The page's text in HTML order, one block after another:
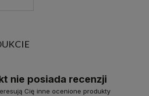
nie posiada recenzji
Cię inne ocenione produkty